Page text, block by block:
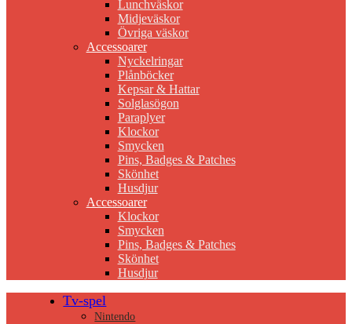
Lunchväskor
Midjeväskor
Övriga väskor
Accessoarer
Nyckelringar
Plånböcker
Kepsar & Hattar
Solglasögon
Paraplyer
Klockor
Smycken
Pins, Badges & Patches
Skönhet
Husdjur
Accessoarer
Klockor
Smycken
Pins, Badges & Patches
Skönhet
Husdjur
Tv-spel
Nintendo